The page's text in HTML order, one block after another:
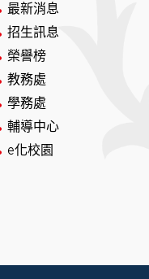
最新消息
招生訊息
榮譽榜
教務處
學務處
輔導中心
e化校園